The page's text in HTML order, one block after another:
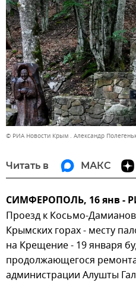
© РИА Новости Крым . Александр
Читать в МАКС
СИМФЕРОПОЛЬ, 16 янв -
Проезд к Косьмо-
Крымских горах - месту
на Крещение - 19 января
продолжающегося
администрации Алушты